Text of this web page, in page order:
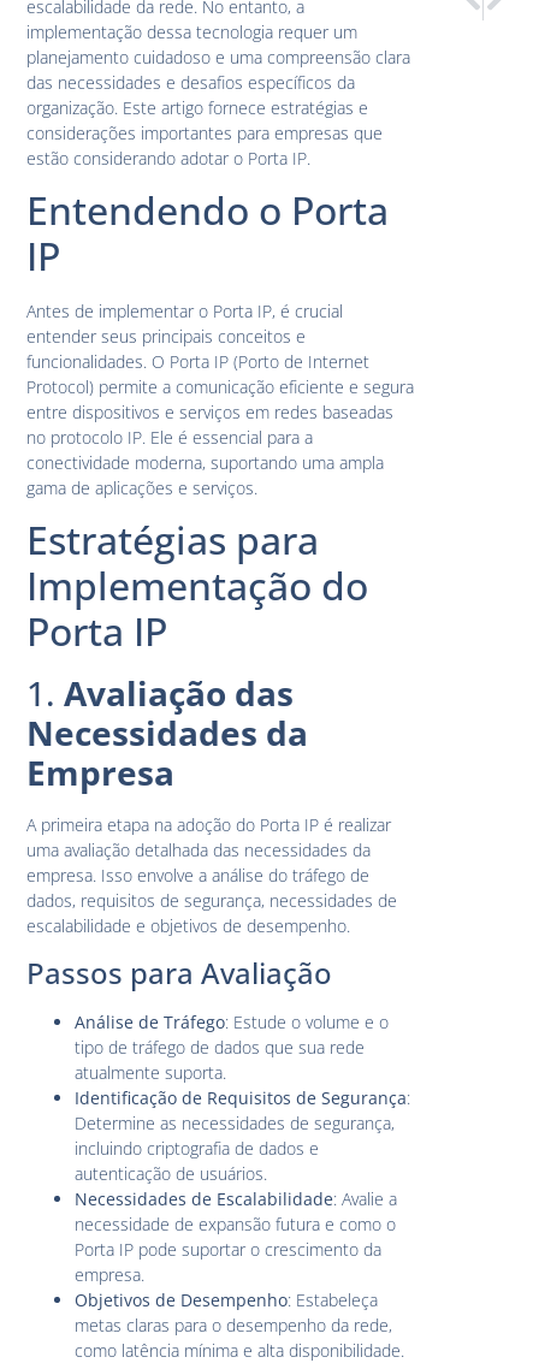
escalabilidade da rede. No entanto, a
implementação dessa tecnologia requer um
planejamento cuidadoso e uma compreensão clara
das necessidades e desafios específicos da
organização. Este artigo fornece estratégias e
considerações importantes para empresas que
estão considerando adotar o Porta IP.
Entendendo o Porta
IP
Antes de implementar o Porta IP, é crucial
entender seus principais conceitos e
funcionalidades. O Porta IP (Porto de Internet
Protocol) permite a comunicação eficiente e segura
entre dispositivos e serviços em redes baseadas
no protocolo IP. Ele é essencial para a
conectividade moderna, suportando uma ampla
gama de aplicações e serviços.
Estratégias para
Implementação do
Porta IP
1.Avaliação das
Necessidades da
Empresa
A primeira etapa na adoção do Porta IP é realizar
uma avaliação detalhada das necessidades da
empresa. Isso envolve a análise do tráfego de
dados, requisitos de segurança, necessidades de
escalabilidade e objetivos de desempenho.
Passos para Avaliação
Análise de Tráfego: Estude o volume e o
tipo de tráfego de dados que sua rede
atualmente suporta.
Identificação de Requisitos de Segurança:
Determine as necessidades de segurança,
incluindo criptografia de dados e
autenticação de usuários.
Necessidades de Escalabilidade: Avalie a
necessidade de expansão futura e como o
Porta IP pode suportar o crescimento da
empresa.
Objetivos de Desempenho: Estabeleça
metas claras para o desempenho da rede,
como latência mínima e alta disponibilidade.
Porta